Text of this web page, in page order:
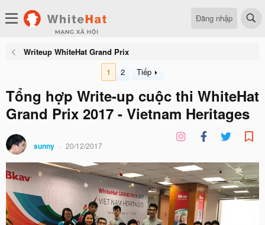
Đăng nhập
Writeup WhiteHat Grand Prix
1
2 Tiếp
Tổng hợp Write-up cuộc thi WhiteHat
Grand Prix 2017 - Vietnam Heritages
sunny 20/12/2017